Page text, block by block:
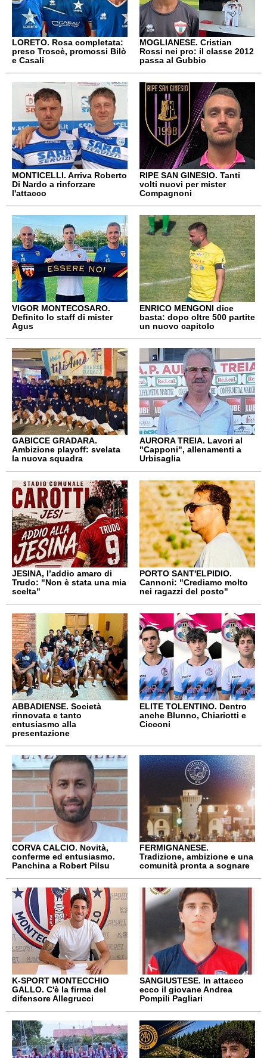
LORETO. Rosa completata:
preso Troscè, promossi Bilò
e Casali
MOGLIANESE. Cristian
Rossi nei pro: il classe 2012
passa al Gubbio
MONTICELLI. Arriva Roberto
Di Nardo a rinforzare
l'attacco
RIPE SAN GINESIO. Tanti
volti nuovi per mister
Compagnoni
VIGOR MONTECOSARO.
Definito lo staff di mister
Agus
ENRICO MENGONI dice
basta: dopo oltre 500 partite
un nuovo capitolo
GABICCE GRADARA.
Ambizione playoff: svelata
la nuova squadra
AURORA TREIA. Lavori al
"Capponi", allenamenti a
Urbisaglia
JESINA, l’addio amaro di
Trudo: "Non è stata una mia
scelta"
PORTO SANT'ELPIDIO.
Cannoni: "Crediamo molto
nei ragazzi del posto"
ABBADIENSE. Società
rinnovata e tanto
entusiasmo alla
presentazione
ELITE TOLENTINO. Dentro
anche Blunno, Chiariotti e
Cicconi
CORVA CALCIO. Novità,
conferme ed entusiasmo.
Panchina a Robert Pilsu
FERMIGNANESE.
Tradizione, ambizione e una
comunità pronta a sognare
K-SPORT MONTECCHIO
GALLO. C'è la firma del
difensore Allegrucci
SANGIUSTESE. In attacco
ecco il giovane Andrea
Pompili Pagliari